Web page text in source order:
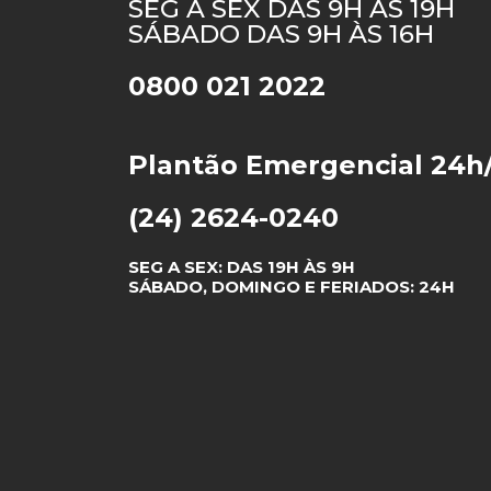
SEG A SEX DAS 9H ÀS 19H
SÁBADO DAS 9H ÀS 16H
0800 021 2022
Plantão Emergencial
(24) 2624-0240
SEG A SEX: DAS 19H ÀS 9H
SÁBADO, DOMINGO E FERIADOS: 24H